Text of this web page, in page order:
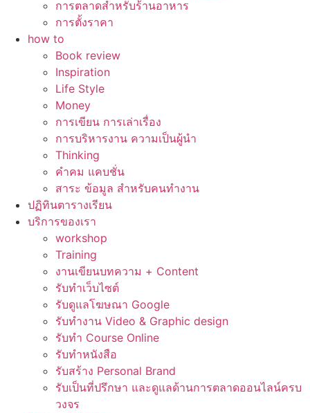
การตลาดสำหรับร้านอาหาร
การตั้งราคา
how to
Book review
Inspiration
Life Style
Money
การเขียน การเล่าเรื่อง
การบริหารงาน ความเป็นผู้นำ
Thinking
คำคม แคบชั่น
สาระ ข้อมูล สำหรับคนทำงาน
ปฏิทินตารางเรียน
บริการของเรา
workshop
Training
งานเขียนบทความ + Content
รับทำเว็บไซต์
รับดูแลโฆษณา Google
รับทำงาน Video & Graphic design
รับทำ Course Online
รับทำหนังสือ
รับสร้าง Personal Brand
รับเป็นที่ปรึกษา และดูแลด้านการตลาดออนไลน์ครบ
วงจร